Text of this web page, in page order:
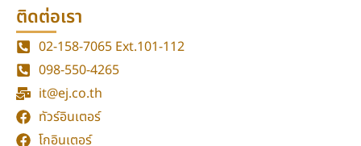
ติดต่อเรา
02-158-7065Ext.101-112
098-550-4265
it@ej.co.th
ทัวร์อินเตอร์
โกอินเตอร์